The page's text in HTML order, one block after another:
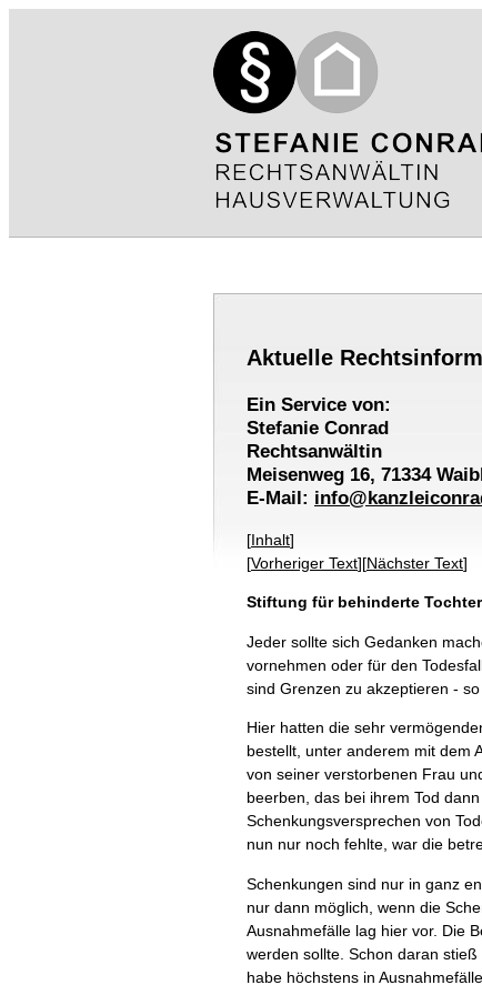
Aktuelle
Ein Service von:
Stefanie Conrad
Rechtsanwältin
Meisenweg 16, 71334
E-Mail:
[Inhalt]
[Vorheriger Text][Nächster Text]
Stiftung für behinderte
Jeder sollte sich Gedanken
vornehmen oder für den
sind Grenzen zu akzeptieren -
Hier hatten die sehr
bestellt, unter anderem mit dem
von seiner verstorbenen Frau
beerben, das bei ihrem Tod
Schenkungsversprechen von
nun nur noch fehlte, war die
Schenkungen sind nur in ganz
nur dann möglich, wenn die
Ausnahmefälle lag hier vor. Die
werden sollte. Schon daran
habe höchstens in